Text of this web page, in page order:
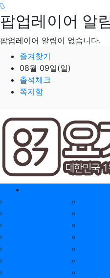
Loading...
팝업레이어 알
팝업레이어 알림이 없습니다.
즐겨찾기
08월 09일(일)
출석체크
쪽지함
홈으로